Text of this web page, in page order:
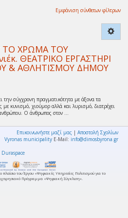
Εμφάνιση σύνθετων φίλτρων
ΤΟ ΧΡΩΜΑ ΤΟΥ
ΘΕΑΤΡΙΚΟ ΕΡΓΑΣΤΗΡΙ
& ΑΘΛΗΤΙΣΜΟΥ ΔΗΜΟΥ
την σύγχρονη πραγματικότητα με άξονα τα
κυνισμό, χιούμορ αλλά και λυρισμό, διατρέχει
Ο άνθρωπος στον ...
Επικοινωνήστε μαζί μας | Αποστολή Σχολίων
Vyronas municipality E-Mail: info@dimosbyrona.gr
Duraspace
πλαίσιο του Έργου «Ψηφιακές Υπηρεσίες Πολιτισμού για το
Πρόγραμμα «Ψηφιακή Σύγκλιση».